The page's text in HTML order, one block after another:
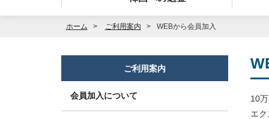
ホーム ご利用案内 WEBから会員加入
10
エ
ご利用案内
会員加入について